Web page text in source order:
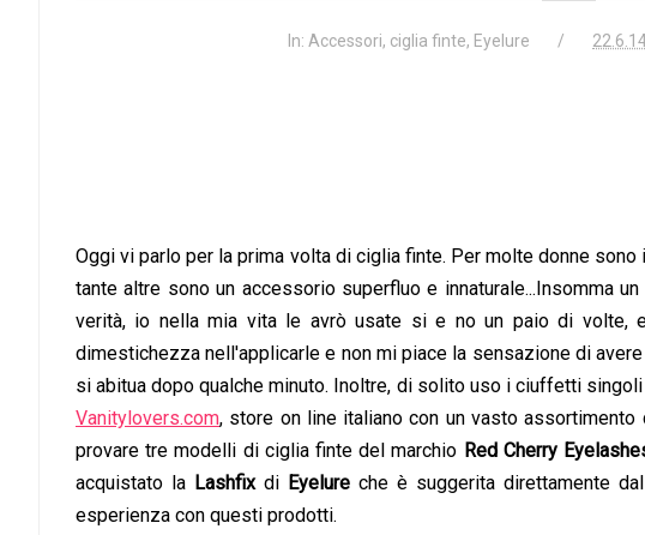
In: Accessori, ciglia finte, Eyelure
Oggi vi parlo per la prima volta di ciglia finte. Per molte donne
tante altre sono un accessorio superfluo e innaturale...Insomma
verità, io nella mia vita le avrò usate si e no un paio di volte,
dimestichezza nell'applicarle e non mi piace la sensazione di
si abitua dopo qualche minuto. Inoltre, di solito uso i ciuffetti
Vanitylovers.com, store on line italiano con un vasto
provare tre modelli di ciglia finte del marchio Red Cherry
acquistato la Lashfixdi Eyelure che è suggerita direttamente
esperienza con questi prodotti.